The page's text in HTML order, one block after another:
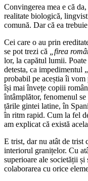
Convingerea mea e că
realitate biologică,
comună. Dar că ea
Cei care o au prin
se pot trezi că
„firea
lor, la capătul lumii.
detesta, ca impedimentul
probabil pe aceștia îi vom
își mai învețe copiii
întâmplător, fenomenul
țările gintei latine, în
în ritm rapid. Cum la fel
am explicat că există
E trist, dar nu atât de trist
interiorul granițelor. Cu
superioare ale societății
colaborarea cu orice